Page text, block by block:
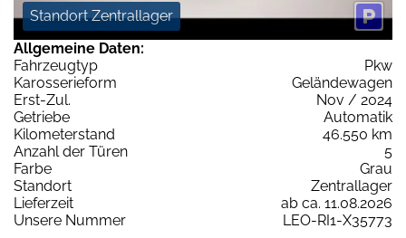
Standort Zentrallager
Allgemeine Daten:
Fahrzeugtyp
Pkw
Karosserieform
Geländewagen
Erst-Zul.
Nov / 2024
Getriebe
Automatik
Kilometerstand
46.550 km
Anzahl der Türen
5
Farbe
Grau
Standort
Zentrallager
Lieferzeit
ab ca. 11.08.2026
Unsere Nummer
LEO-RI1-X35773